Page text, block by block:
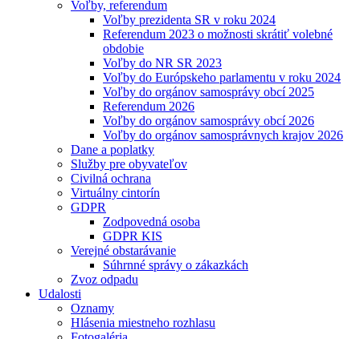
Voľby, referendum
Voľby prezidenta SR v roku 2024
Referendum 2023 o možnosti skrátiť volebné
obdobie
Voľby do NR SR 2023
Voľby do Európskeho parlamentu v roku 2024
Voľby do orgánov samosprávy obcí 2025
Referendum 2026
Voľby do orgánov samosprávy obcí 2026
Voľby do orgánov samosprávnych krajov 2026
Dane a poplatky
Služby pre obyvateľov
Civilná ochrana
Virtuálny cintorín
GDPR
Zodpovedná osoba
GDPR KIS
Verejné obstarávanie
Súhrnné správy o zákazkách
Zvoz odpadu
Udalosti
Oznamy
Hlásenia miestneho rozhlasu